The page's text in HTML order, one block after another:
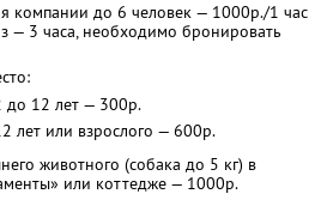
компании до 6 человек — 1000р./1 час
— 3 часа, необходимо бронировать
до 12 лет — 300р.
лет или взрослого — 600р.
животного (собака до 5 кг) в
или коттедже — 1000р.